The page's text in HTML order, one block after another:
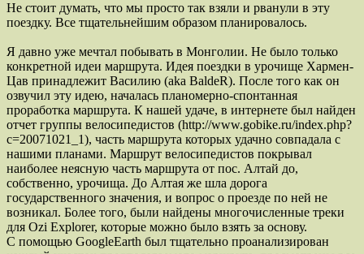
Не стоит думать, что мы просто так взяли и рванули в эту
поездку. Все тщательнейшим образом планировалось.
Я давно уже мечтал побывать в Монголии. Не было только
конкретной идеи маршрута. Идея поездки в урочище Хармен-
Цав принадлежит Василию (aka BaldeR). После того как он
озвучил эту идею, началась планомерно-спонтанная
проработка маршрута. К нашей удаче, в интернете был найден
отчет группы велосипедистов (http://www.gobike.ru/index.php?
c=20071021_1), часть маршрута которых удачно совпадала с
нашими планами. Маршрут велосипедистов покрывал
наиболее неясную часть маршрута от пос. Алтай до,
собственно, урочища. До Алтая же шла дорога
государственного значения, и вопрос о проезде по ней не
возникал. Более того, были найдены многочисленные треки
для Ozi Explorer, которые можно было взять за основу.
С помощью GoogleEarth был тщательно проанализирован